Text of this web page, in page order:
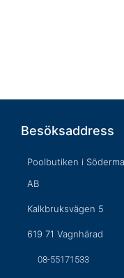
Besöksaddress
Poolbutiken i
AB
Kalkbruksvägen 5
619 71 Vagnhärad
08-55171533